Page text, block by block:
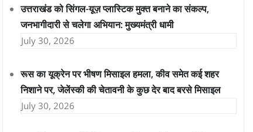
उत्तराखंड को सिंगल-यूज़ प्लास्टिक मुक्त बनाने का संकल्प,
जनभागीदारी से चलेगा अभियान: मुख्यमंत्री धामी
July 30, 2026
रूस का यूक्रेन पर भीषण मिसाइल हमला, कीव समेत कई शहर
निशाने पर, जेलेंस्की की चेतावनी के कुछ देर बाद बरसे मिसाइल
July 30, 2026